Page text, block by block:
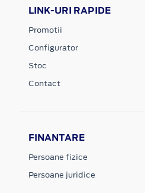
LINK-URI RAPIDE
Promotii
Configurator
Stoc
Contact
FINANTARE
Persoane fizice
Persoane juridice